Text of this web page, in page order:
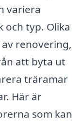
variera
och typ. Olika
renovering,
att byta ut
träramar
Här är
som kan